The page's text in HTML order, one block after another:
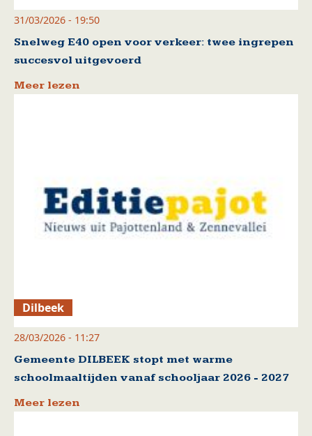
31/03/2026 - 19:50
Snelweg E40 open voor verkeer: twee ingrepen
succesvol uitgevoerd
Meer lezen
Dilbeek
28/03/2026 - 11:27
Gemeente DILBEEK stopt met warme
schoolmaaltijden vanaf schooljaar 2026 - 2027
Meer lezen